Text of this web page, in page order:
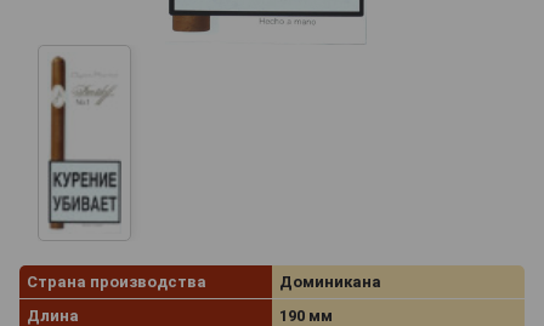
Страна производства
Доминикана
Длина
190 мм